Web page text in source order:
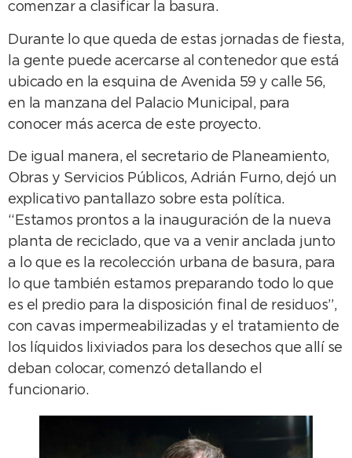
comenzar a clasificar la basura.
Durante lo que queda de estas jornadas de fiesta,
la gente puede acercarse al contenedor que está
ubicado en la esquina de Avenida 59 y calle 56,
en la manzana del Palacio Municipal, para
conocer más acerca de este proyecto.
De igual manera, el secretario de Planeamiento,
Obras y Servicios Públicos, Adrián Furno, dejó un
explicativo pantallazo sobre esta política.
“Estamos prontos a la inauguración de la nueva
planta de reciclado, que va a venir anclada junto
a lo que es la recolección urbana de basura, para
lo que también estamos preparando todo lo que
es el predio para la disposición final de residuos”,
con cavas impermeabilizadas y el tratamiento de
los líquidos lixiviados para los desechos que allí se
deban colocar, comenzó detallando el
funcionario.